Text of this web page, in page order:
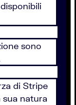
sono
di Stripe
sua natura